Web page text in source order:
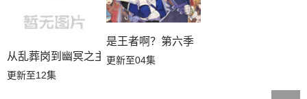
从乱葬岗到幽冥之主
更新至12集
是王者啊？第六季
更新至04集